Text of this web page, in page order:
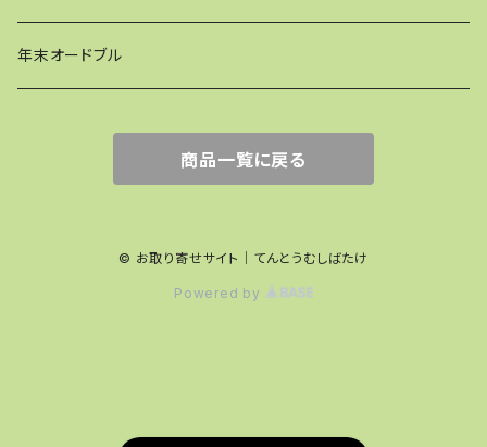
【発送：月１回定期便】野菜セット
【発送：毎週定期便】野菜セット
ケークサレ
ドレッシング・調味料
年末オードブル
商品一覧に戻る
© お取り寄せサイト｜てんとうむしばたけ
Powered by